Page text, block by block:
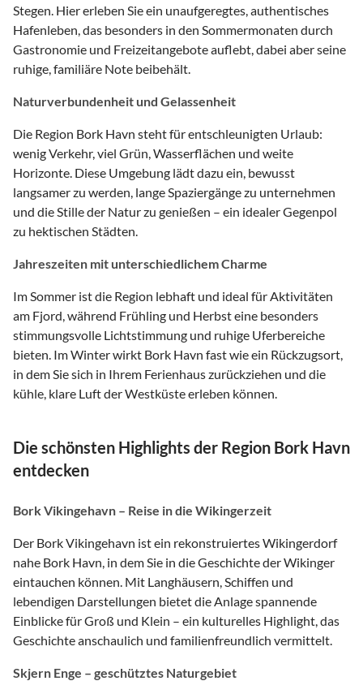
Stegen. Hier erleben Sie ein unaufgeregtes, authentisches
Hafenleben, das besonders in den Sommermonaten durch
Gastronomie und Freizeitangebote auflebt, dabei aber seine
ruhige, familiäre Note beibehält.
Naturverbundenheit und Gelassenheit
Die Region Bork Havn steht für entschleunigten Urlaub:
wenig Verkehr, viel Grün, Wasserflächen und weite
Horizonte. Diese Umgebung lädt dazu ein, bewusst
langsamer zu werden, lange Spaziergänge zu unternehmen
und die Stille der Natur zu genießen – ein idealer Gegenpol
zu hektischen Städten.
Jahreszeiten mit unterschiedlichem Charme
Im Sommer ist die Region lebhaft und ideal für Aktivitäten
am Fjord, während Frühling und Herbst eine besonders
stimmungsvolle Lichtstimmung und ruhige Uferbereiche
bieten. Im Winter wirkt Bork Havn fast wie ein Rückzugsort,
in dem Sie sich in Ihrem Ferienhaus zurückziehen und die
kühle, klare Luft der Westküste erleben können.
Die schönsten Highlights der Region Bork Havn
entdecken
Bork Vikingehavn – Reise in die Wikingerzeit
Der Bork Vikingehavn ist ein rekonstruiertes Wikingerdorf
nahe Bork Havn, in dem Sie in die Geschichte der Wikinger
eintauchen können. Mit Langhäusern, Schiffen und
lebendigen Darstellungen bietet die Anlage spannende
Einblicke für Groß und Klein – ein kulturelles Highlight, das
Geschichte anschaulich und familienfreundlich vermittelt.
Skjern Enge – geschütztes Naturgebiet